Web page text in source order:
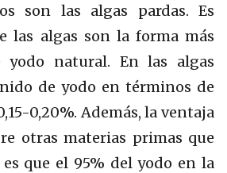
son las algas pardas. Es
las algas son la forma más
yodo natural. En las algas
de yodo en términos de
0,20%. Además, la ventaja
otras materias primas que
que el 95% del yodo en la